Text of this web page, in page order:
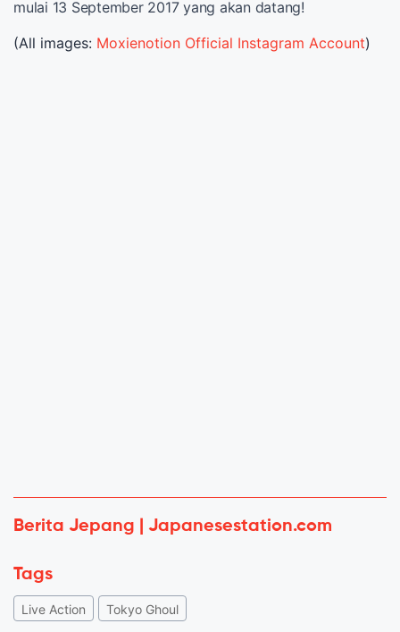
mulai 13 September 2017 yang akan datang!
(All images: Moxienotion Official Instagram Account)
Berita Jepang | Japanesestation.com
Tags
Live Action Tokyo Ghoul